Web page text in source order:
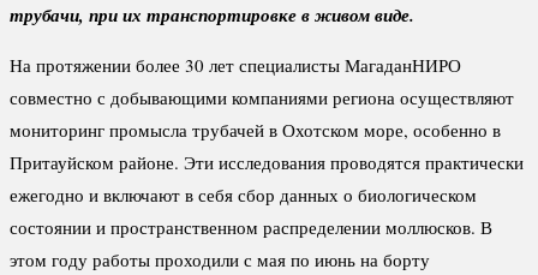
трубачи, при их транспортировке в живом виде.
На протяжении более 30 лет специалисты МагаданНИРО
совместно с добывающими компаниями региона осуществляют
мониторинг промысла трубачей в Охотском море, особенно в
Притауйском районе. Эти исследования проводятся практически
ежегодно и включают в себя сбор данных о биологическом
состоянии и пространственном распределении моллюсков. В
этом году работы проходили с мая по июнь на борту